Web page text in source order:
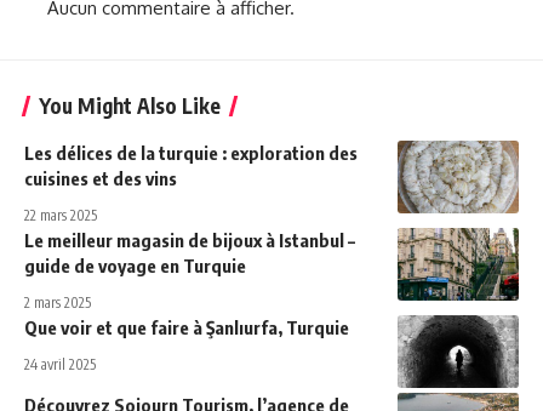
Aucun commentaire à afficher.
You Might Also Like
Les délices de la turquie : exploration des
cuisines et des vins
22 mars 2025
Le meilleur magasin de bijoux à Istanbul –
guide de voyage en Turquie
2 mars 2025
Que voir et que faire à Şanlıurfa, Turquie
24 avril 2025
Découvrez Sojourn Tourism, l’agence de